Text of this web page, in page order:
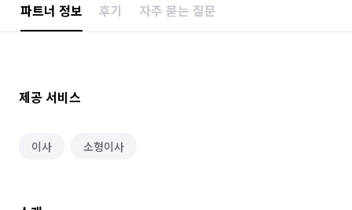
파트너 정보 후기 자주 묻는 질문
제공 서비스
이사 소형이사